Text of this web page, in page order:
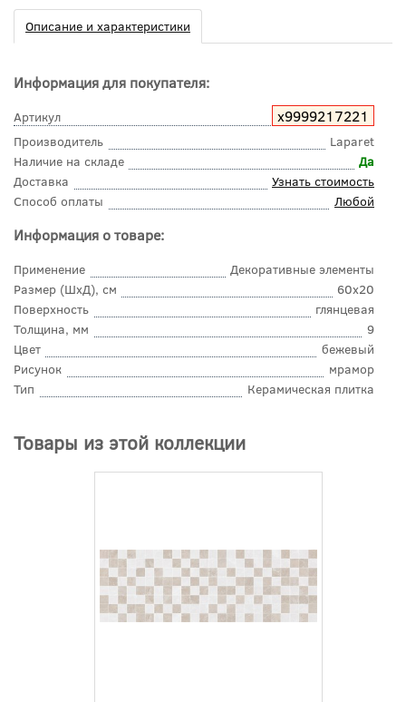
Описание и характеристики
Информация для покупателя:
Артикул х9999217221
Производитель
Laparet
Наличие на складе
Да
Доставка
Узнать стоимость
Способ оплаты
Любой
Информация о товаре:
Применение
Декоративные элементы
Размер (ШхД), см
60x20
Поверхность
глянцевая
Толщина, мм
9
Цвет
бежевый
Рисунок
мрамор
Тип
Керамическая плитка
Товары из этой коллекции